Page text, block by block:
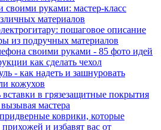
руками: мастер-класс
материалов
пошаговое описание
из подручных материалов
своими руками - 85 фото идей
как сделать чехол
- как надеть и зашнуровать
кожухов
вставки в грязезащитные покрытия
мастера
коврики, которые
прихожей и избавят вас от